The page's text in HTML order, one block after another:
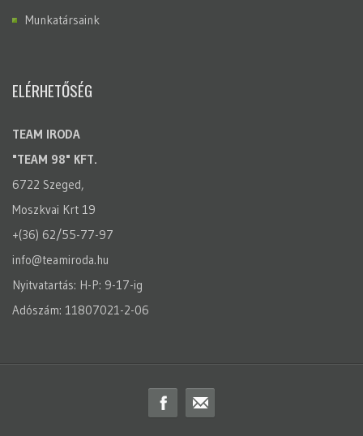
Munkatársaink
ELÉRHETŐSÉG
TEAM IRODA
"TEAM 98" KFT.
6722 Szeged,
Moszkvai Krt 19
+(36) 62/55-77-97
info@teamiroda.hu
Nyitvatartás: H-P: 9-17-ig
Adószám: 11807021-2-06